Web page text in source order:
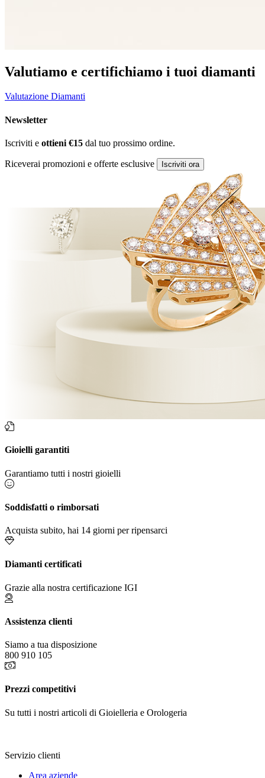
Valutiamo e certifichiamo i tuoi diamanti
Valutazione Diamanti
Newsletter
Iscriviti e ottieni €15 dal tuo prossimo ordine.
Riceverai promozioni e offerte esclusive Iscriviti ora
Gioielli garantiti
Garantiamo tutti i nostri gioielli
Soddisfatti o rimborsati
Acquista subito, hai 14 giorni per ripensarci
Diamanti certificati
Grazie alla nostra certificazione IGI
Assistenza clienti
Siamo a tua disposizione
800 910 105
Prezzi competitivi
Su tutti i nostri articoli di Gioielleria e Orologeria
Servizio clienti
Area aziende